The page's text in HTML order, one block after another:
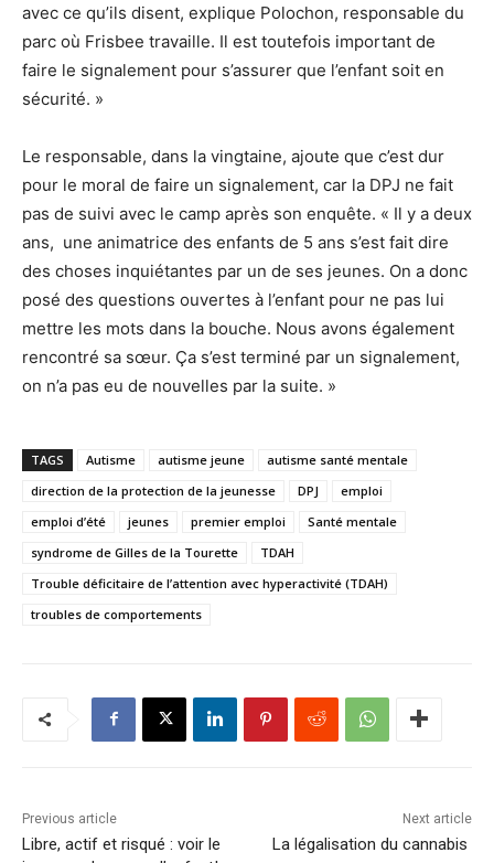
avec ce qu’ils disent, explique Polochon, responsable du
parc où Frisbee travaille. Il est toutefois important de
faire le signalement pour s’assurer que l’enfant soit en
sécurité. »
Le responsable, dans la vingtaine, ajoute que c’est dur
pour le moral de faire un signalement, car la DPJ ne fait
pas de suivi avec le camp après son enquête. « Il y a deux
ans, une animatrice des enfants de 5 ans s’est fait dire
des choses inquiétantes par un de ses jeunes. On a donc
posé des questions ouvertes à l’enfant pour ne pas lui
mettre les mots dans la bouche. Nous avons également
rencontré sa sœur. Ça s’est terminé par un signalement,
on n’a pas eu de nouvelles par la suite. »
TAGS Autisme autisme jeune
autisme santé mentale
direction de la protection de la jeunesse
DPJ
emploi
emploi d’été
jeunes premier emploi
Santé mentale
syndrome de Gilles de la Tourette
TDAH
Trouble déficitaire de l’attention avec hyperactivité (TDAH)
troubles de comportements
Previous article
Libre, actif et risqué : voir le
Next article
La légalisation du cannabis